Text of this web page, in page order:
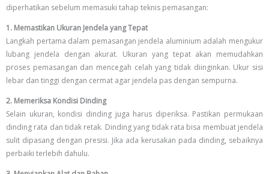
diperhatikan sebelum memasuki tahap teknis pemasangan:
1. Memastikan Ukuran Jendela yang Tepat
Langkah pertama dalam pemasangan jendela aluminium adalah mengukur
lubang jendela dengan akurat. Ukuran yang tepat akan memudahkan
proses pemasangan dan mencegah celah yang tidak diinginkan. Ukur sisi
lebar dan tinggi dengan cermat agar jendela pas dengan sempurna.
2. Memeriksa Kondisi Dinding
Selain ukuran, kondisi dinding juga harus diperiksa. Pastikan permukaan
dinding rata dan tidak retak. Dinding yang tidak rata bisa membuat jendela
sulit dipasang dengan presisi. Jika ada kerusakan pada dinding, sebaiknya
perbaiki terlebih dahulu.